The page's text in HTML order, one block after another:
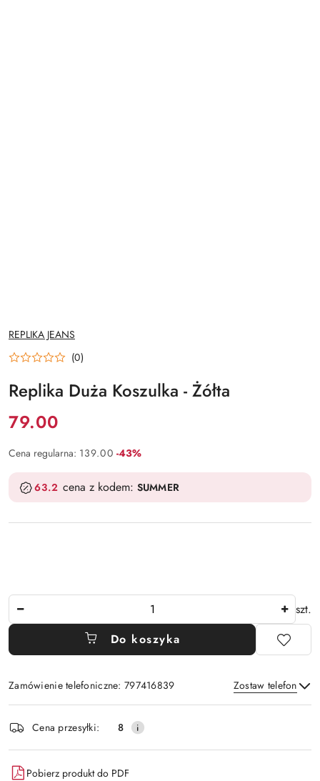
NAZWA
PRODUCENTA:
REPLIKA JEANS
(0)
Replika Duża Koszulka - Żółta
Cena:
79.00
Cena regularna: 139.00 Rabat:
-43%
63.2 cena z kodem: SUMMER
szt.
Do koszyka
Zamówienie telefoniczne: 797416839 Zostaw telefon
Wyślij
i
dostawa
Cena przesyłki: 8
Pobierz produkt do PDF